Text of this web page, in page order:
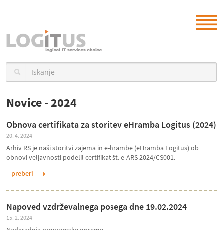
Novice - 2024
Obnova certifikata za storitev eHramba Logitus (2024)
20. 4. 2024
Arhiv RS je naši storitvi zajema in e-hrambe (eHramba Logitus) ob
obnovi veljavnosti podelil certifikat št. e-ARS 2024/CS001.
preberi
Napoved vzdrževalnega posega dne 19.02.2024
15. 2. 2024